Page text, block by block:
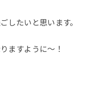
したいと思います。
ますように～！